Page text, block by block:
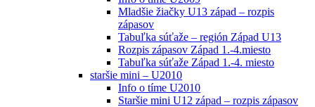
Mladšie žiačky U13 západ – rozpis
zápasov
Tabuľka súťaže – región Západ U13
Rozpis zápasov Západ 1.-4.miesto
Tabuľka súťaže Západ 1.-4. miesto
staršie mini – U2010
Info o tíme U2010
Staršie mini U12 západ – rozpis zápasov